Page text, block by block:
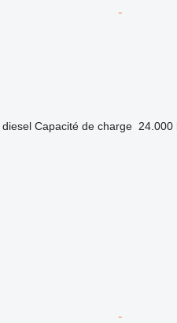
diesel Capacité de charge 24.000